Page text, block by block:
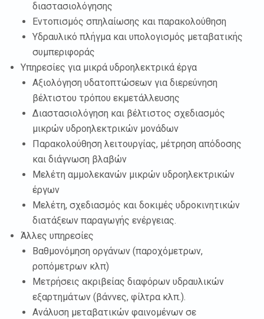
διαστασιολόγησης
Εντοπισμός σπηλαίωσης και παρακολούθηση
Υδραυλικό πλήγμα και υπολογισμός μεταβατικής
συμπεριφοράς
Υπηρεσίες για μικρά υδροηλεκτρικά έργα
Αξιολόγηση υδατοπτώσεων για διερεύνηση
βέλτιστου τρόπου εκμετάλλευσης
Διαστασιολόγηση και βέλτιστος σχεδιασμός
μικρών υδροηλεκτρικών μονάδων
Παρακολούθηση λειτουργίας, μέτρηση απόδοσης
και διάγνωση βλαβών
Μελέτη αμμολεκανών μικρών υδροηλεκτρικών
έργων
Μελέτη, σχεδιασμός και δοκιμές υδροκινητικών
διατάξεων παραγωγής ενέργειας.
Άλλες υπηρεσίες
Βαθμονόμηση οργάνων (παροχόμετρων,
ροπόμετρων κλπ)
Μετρήσεις ακριβείας διαφόρων υδραυλικών
εξαρτημάτων (βάννες, φίλτρα κλπ.).
Ανάλυση μεταβατικών φαινομένων σε